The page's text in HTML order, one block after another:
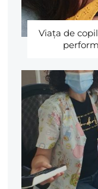
Viaţa de